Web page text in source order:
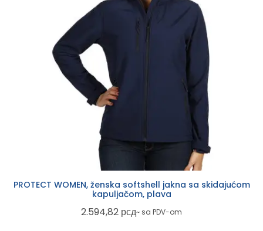
PROTECT WOMEN, ženska softshell jakna sa skidajućom
kapuljačom, plava
2.594,82 рсд~ sa PDV-om